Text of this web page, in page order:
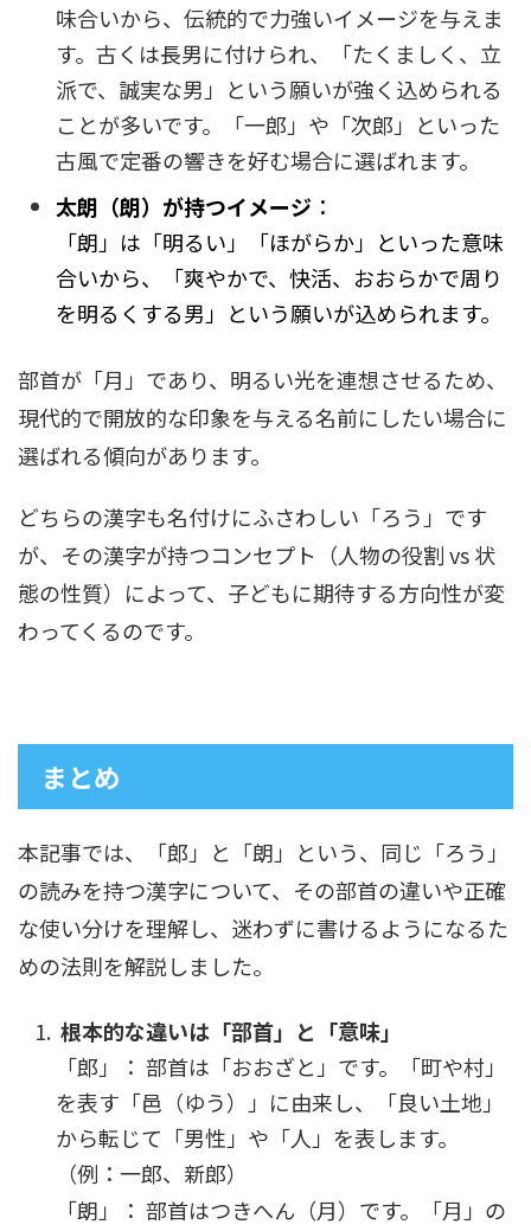
味合いから、伝統的で力強いイメージを与えま
す。古くは長男に付けられ、「たくましく、立
派で、誠実な男」という願いが強く込められる
ことが多いです。「一郎」や「次郎」といった
古風で定番の響きを好む場合に選ばれます。
太朗（朗）が持つイメージ ：
「朗」は「明るい」「ほがらか」といった意味
合いから、「爽やかで、快活、おおらかで周り
を明るくする男」という願いが込められます。
部首が「月」であり、明るい光を連想させるため、
現代的で開放的な印象を与える名前にしたい場合に
選ばれる傾向があります。
どちらの漢字も名付けにふさわしい「ろう」です
が、その漢字が持つコンセプト（人物の役割 vs 状
態の性質）によって、子どもに期待する方向性が変
わってくるのです。
まとめ
本記事では、「郎」と「朗」という、同じ「ろう」
の読みを持つ漢字について、その部首の違いや正確
な使い分けを理解し、迷わずに書けるようになるた
めの法則を解説しました。
根本的な違いは「部首」と「意味」
「郎」： 部首は「おおざと」です。「町や村」
を表す「邑（ゆう）」に由来し、「良い土地」
から転じて「男性」や「人」を表します。
（例：一郎、新郎）
「朗」： 部首はつきへん（月）です。「月」の